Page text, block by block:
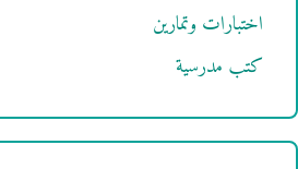
اختبارات وتمارين
كتب مدرسية